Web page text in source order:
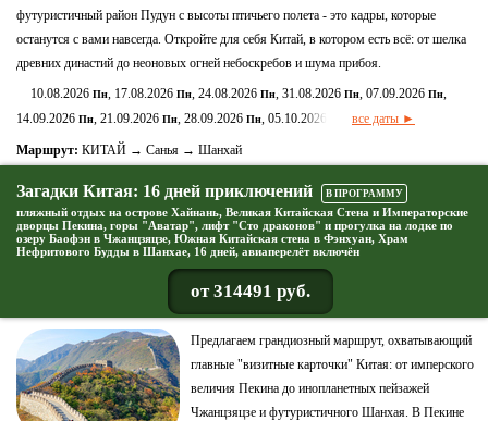
футуристичный район Пудун с высоты птичьего полета - это кадры, которые
останутся с вами навсегда. Откройте для себя Китай, в котором есть всё: от шелка
древних династий до неоновых огней небоскребов и шума прибоя.
10.08.2026 Пн, 17.08.2026 Пн, 24.08.2026 Пн, 31.08.2026 Пн, 07.09.2026 Пн,
14.09.2026 Пн, 21.09.2026 Пн, 28.09.2026 Пн, 05.10.2026 все даты ►
Маршрут: КИТАЙ → Санья → Шанхай
Загадки Китая: 16 дней приключений В ПРОГРАММУ
пляжный отдых на острове Хайнань, Великая Китайская Стена и Императорские
дворцы Пекина, горы "Аватар", лифт "Сто драконов" и прогулка на лодке по
озеру Баофэн в Чжанцзяцзе, Южная Китайская стена в Фэнхуан, Храм
Нефритового Будды в Шанхае, 16 дней, авиаперелёт включён
от 314491 руб.
Предлагаем грандиозный маршрут, охватывающий
главные "визитные карточки" Китая: от имперского
величия Пекина до инопланетных пейзажей
Чжанцзяцзе и футуристичного Шанхая. В Пекине